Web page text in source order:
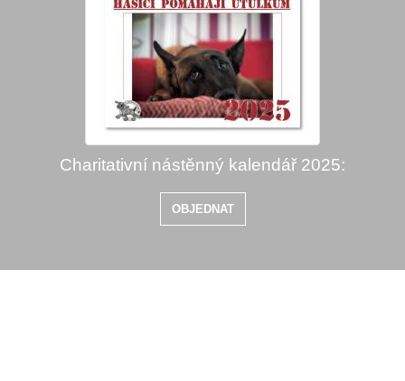
Charitativní nástěnný kalendář 2025:
OBJEDNAT